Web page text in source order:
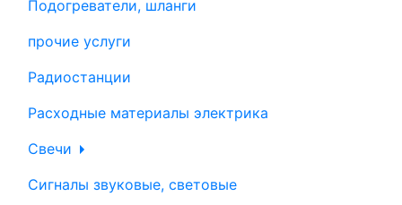
Подогреватели, шланги
прочие услуги
Радиостанции
Расходные материалы электрика
Свечи
Сигналы звуковые, световые